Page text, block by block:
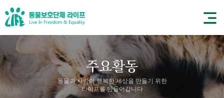
동물과 사람이 행복한 세상을 만들기 위한
라이프를 만들어갑니다